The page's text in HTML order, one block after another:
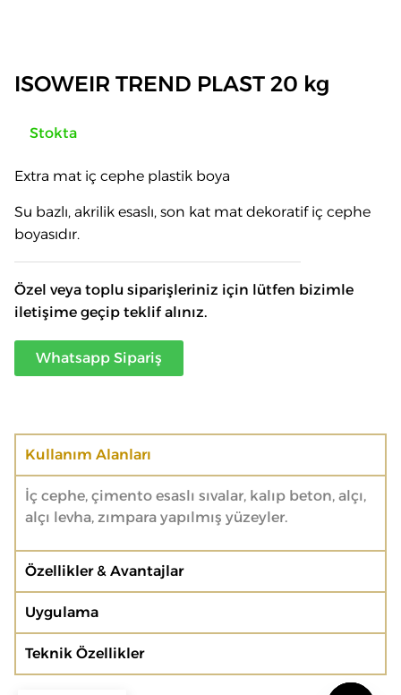
ISOWEIR TREND PLAST 20 kg
Stokta
Extra mat iç cephe plastik boya
Su bazlı, akrilik esaslı, son kat mat dekoratif iç cephe
boyasıdır.
Özel veya toplu siparişleriniz için lütfen bizimle
iletişime geçip teklif alınız.
Whatsapp Sipariş
Kullanım Alanları
İç cephe, çimento esaslı sıvalar, kalıp beton, alçı,
alçı levha, zımpara yapılmış yüzeyler.
Özellikler & Avantajlar
Uygulama
Teknik Özellikler